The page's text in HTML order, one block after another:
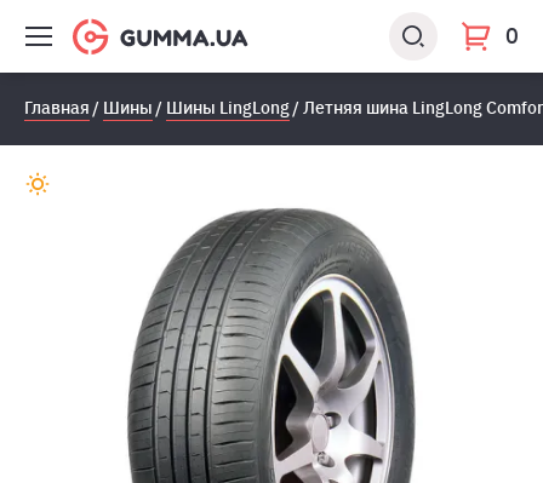
0
Главная Шины Шины LingLong Летняя шина LingLong